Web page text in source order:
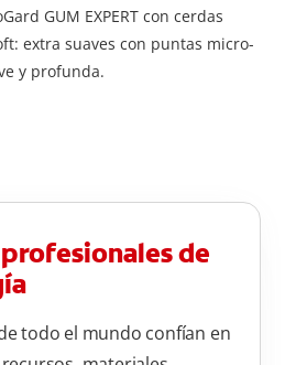
cerdas
extra suaves con puntas micro-
y profunda.
de
todo el mundo confían en